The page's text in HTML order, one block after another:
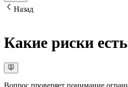
Назад
Какие риски